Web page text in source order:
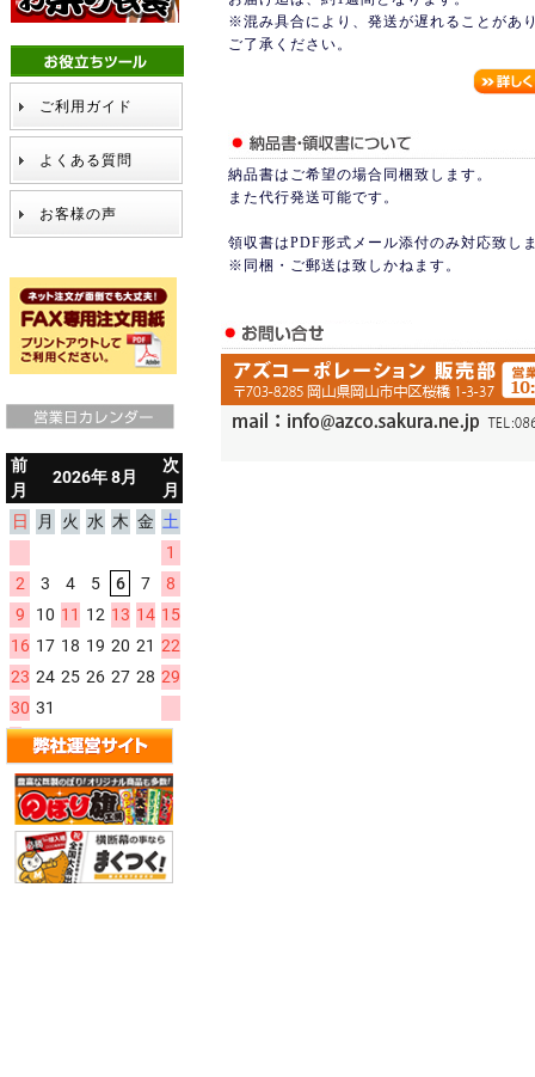
ご利用ガイド
よくある質問
お客様の声
※混み具合により、発送が遅れることがあ
ご了承ください。
納品書はご希望の場合同梱致します。
また代行発送可能です。
領収書はPDF形式メール添付のみ対応致し
※同梱・ご郵送は致しかねます。